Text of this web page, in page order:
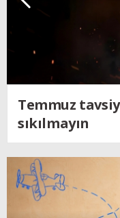
Kendine dönen
Odysseus´u